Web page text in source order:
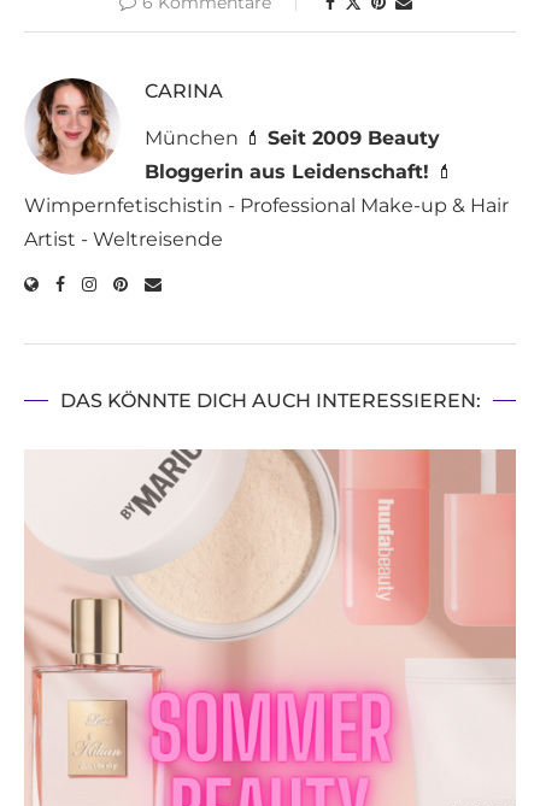
CARINA
München 💄 Seit 2009 Beauty
Bloggerin aus Leidenschaft! 💄
Wimpernfetischistin - Professional Make-up & Hair
Artist - Weltreisende
DAS KÖNNTE DICH AUCH INTERESSIEREN: